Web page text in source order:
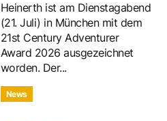
Heinerth ist am Dienstagabend
(21. Juli) in München mit dem
21st Century Adventurer
Award 2026 ausgezeichnet
worden. Der...
News